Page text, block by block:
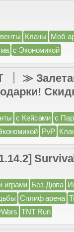
Кланы Моб
с Экономикой
┊ ≫
с Кейсами с
PvP
играми Без Дюпа
Сплиф арена
TNT Run